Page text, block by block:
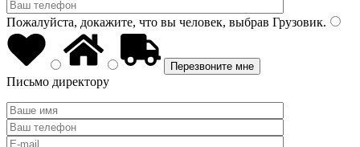
Пожалуйста, докажите, что вы человек, выбрав Грузовик.
Письмо директору